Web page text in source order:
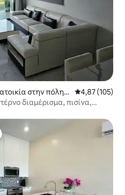
στην πόλη
Μέση
4,87 (105)
διαμέρισμα, πισίνα,